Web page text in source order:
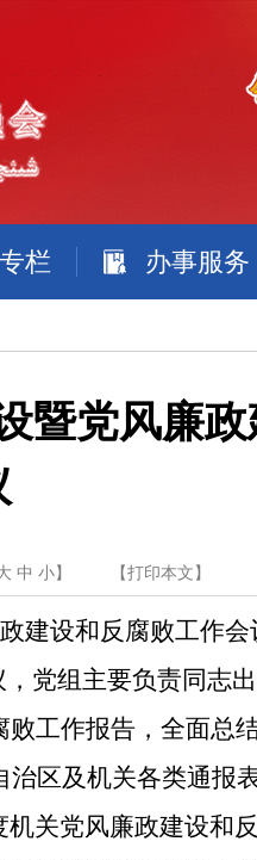
栏 办事服务
暨党风廉
中 小】 【 打印本文 】
建设和反腐败工作会
， 党组主要负责同志
败工作报告，全面总
治区及机关各类通报
机关党风廉政建设和